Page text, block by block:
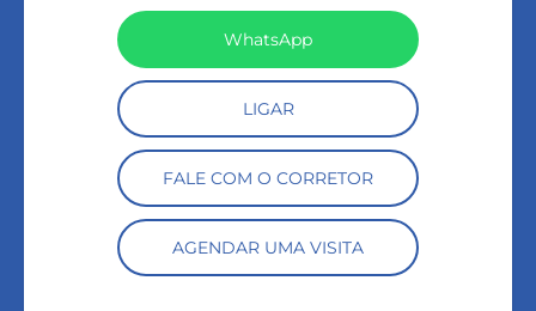
WhatsApp
LIGAR
FALE COM O CORRETOR
AGENDAR UMA VISITA